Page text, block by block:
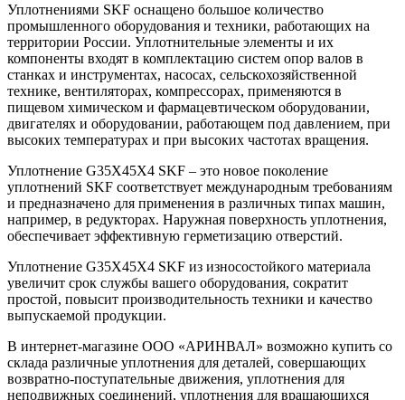
Уплотнениями SKF оснащено большое количество
промышленного оборудования и техники, работающих на
территории России. Уплотнительные элементы и их
компоненты входят в комплектацию систем опор валов в
станках и инструментах, насосах, сельскохозяйственной
технике, вентиляторах, компрессорах, применяются в
пищевом химическом и фармацевтическом оборудовании,
двигателях и оборудовании, работающем под давлением, при
высоких температурах и при высоких частотах вращения.
Уплотнение G35X45X4 SKF – это новое поколение
уплотнений SKF соответствует международным требованиям
и предназначено для применения в различных типах машин,
например, в редукторах. Наружная поверхность уплотнения,
обеспечивает эффективную герметизацию отверстий.
Уплотнение G35X45X4 SKF из износостойкого материала
увеличит срок службы вашего оборудования, сократит
простой, повысит производительность техники и качество
выпускаемой продукции.
В интернет-магазине ООО «АРИНВАЛ» возможно купить со
склада различные уплотнения для деталей, совершающих
возвратно-поступательные движения, уплотнения для
неподвижных соединений, уплотнения для вращающихся